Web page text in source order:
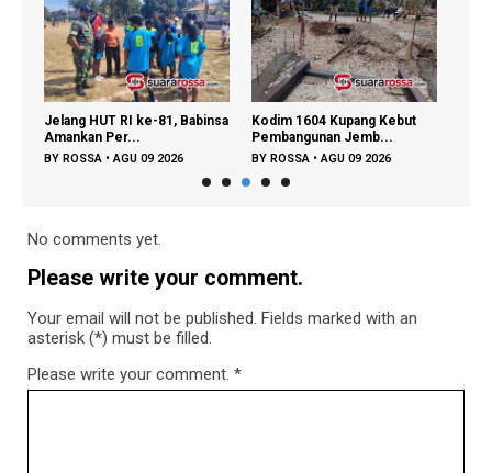
Jelang HUT RI ke-81, Babinsa
Amankan Per...
BY ROSSA •AGU 09 2026
Kodim 1604 Kupang Kebut
Pembangunan Jemb...
BY ROSSA •AGU 09 2026
No comments yet.
Please write your comment.
Your email will not be published. Fields marked with an
asterisk (*) must be filled.
Please write your comment. *